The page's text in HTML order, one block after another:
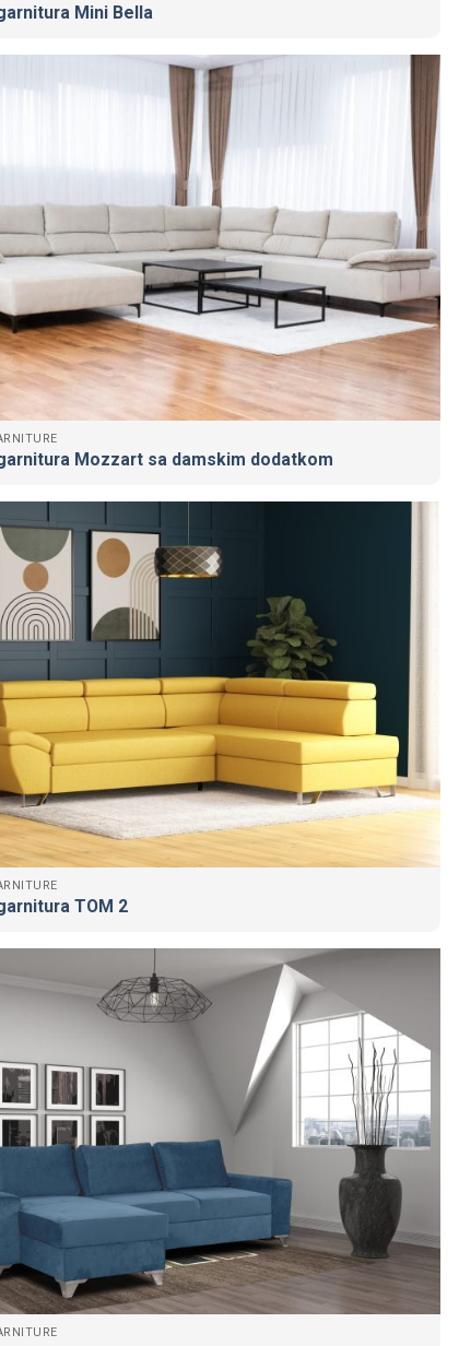
Mini Bella
Mozzart sa damskim dodatkom
TOM 2